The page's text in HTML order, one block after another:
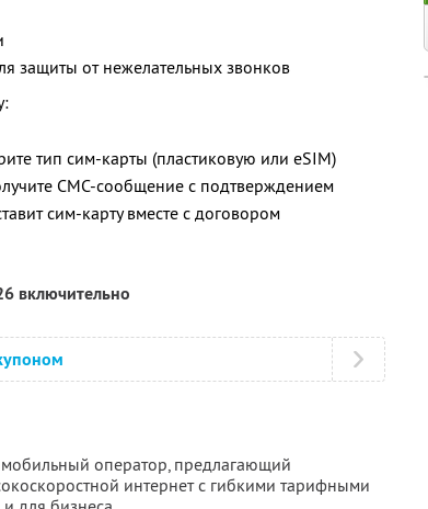
защиты от нежелательных звонков
тип сим-карты (пластиковую или eSIM)
СМС-сообщение с подтверждением
сим-карту вместе с договором
включительно
оператор, предлагающий
интернет с гибкими тарифными